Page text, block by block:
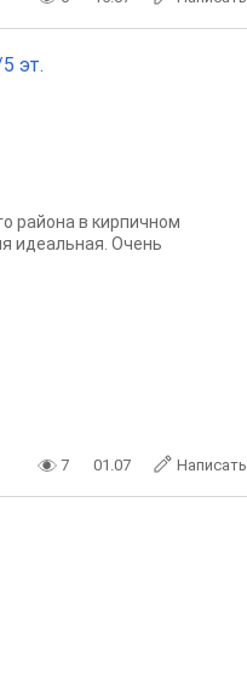
эт.
района в кирпичном
идеальная. Очень
7 01.07 Написать